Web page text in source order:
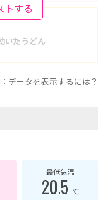
トする
いたうどん
データを表示するには？
最低気温
20.5 ℃